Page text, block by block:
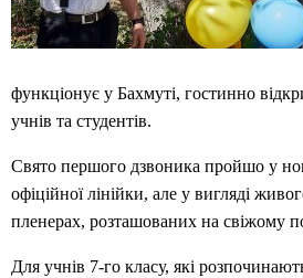
функціонує у Бахмуті, гостинно
учнів та студентів.
Свято першого дзвоника пройшо у
офіційної лінійки, але у вигляді
пленерах, розташованих на свіжому
Для учнів 7-го класу, які